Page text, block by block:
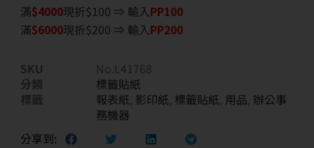
滿$4000現折$100 ⇒ 輸入PP100
滿$6000現折$200 ⇒ 輸入PP200
SKU
No.L41768
分類
標籤貼紙
標籤
報表紙, 影印紙, 標籤貼紙, 用品, 辦公事
務機器
分享到: